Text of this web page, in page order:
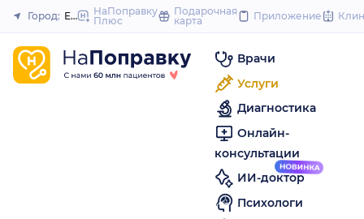
to
Закрыть
Город: Екатеринбург
НаПоправку
Плюс
Подарочная
карта
Приложение
Врачи
Услуги
Диагностика
Онлайн-
консультации
ИИ-доктор
Психологи